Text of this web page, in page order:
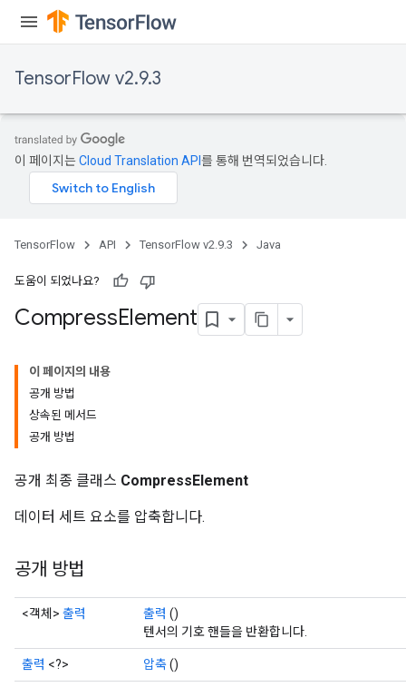
TensorFlow v2.9.3
이 페이지는Cloud Translation API 를 통해 번역되었습니다.
TensorFlow API TensorFlow v2.9.3 Java
도움이 되었나요?
CompressElement
이 페이지의 내용
공개 방법
상속된 메서드
공개 방법
공개 최종 클래스 CompressElement
데이터 세트 요소를 압축합니다.
공개 방법
<객체> 출력 출력 ()
텐서의 기호 핸들을 반환합니다.
출력 <?> 압축()